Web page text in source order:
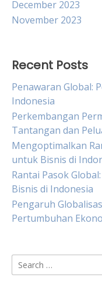
December 2023
November 2023
Recent Posts
Penawaran Global:
Indonesia
Perkembangan
Tantangan dan
Mengoptimalkan
untuk Bisnis di
Rantai Pasok
Bisnis di Indonesia
Pengaruh
Pertumbuhan
Search
for: